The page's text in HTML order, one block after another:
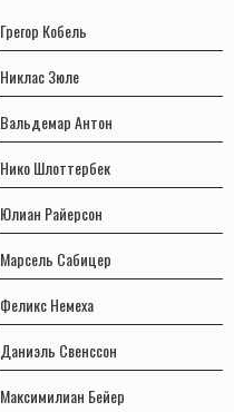
Грегор Кобель
Никлас Зюле
Вальдемар Антон
Нико Шлоттербек
Юлиан Райерсон
Марсель Сабицер
Феликс Немеха
Даниэль Свенссон
Максимилиан Бейер